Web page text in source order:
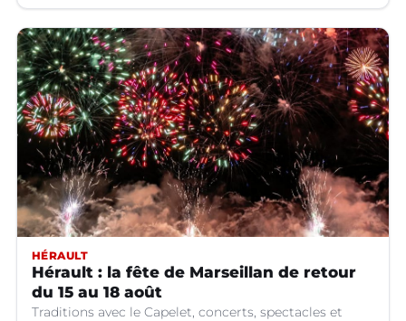
HÉRAULT
Hérault : la fête de Marseillan de retour
du 15 au 18 août
Traditions avec le Capelet, concerts, spectacles et